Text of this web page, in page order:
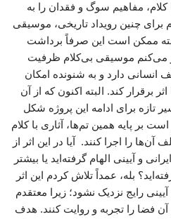
کلام، مفاهیم سوگ و فقدان را به
چنین رویداد تاریخی، موسیقی
ممکن است این صرفاً برداشت
موسیقی بی‌کلام ظرفیت
انسانی دارد و به شنونده امکان
برقرار کند. البته اکنون که از آن
تازه برای ادامه این پروژه شکل
بر پایه همین تم‌ها، آثاری با کلام
آن‌ها را اجرا کنند. آیا در این اثر از
و آیینی الهام گرفته‌اید یا بیشتر
بله، عمداً تلاش کردم این اثر
رایج نزدیک نشود؛ زیرا معتقدم
فضا را تجربه و روایت کنند. هدف